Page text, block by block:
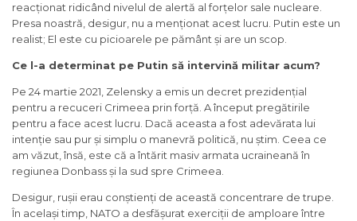
reacționat ridicând nivelul de alertă al forțelor sale nucleare.
Presa noastră, desigur, nu a menționat acest lucru. Putin este un
realist; El este cu picioarele pe pământ și are un scop.
Ce l-a determinat pe Putin să intervină militar acum?
Pe 24 martie 2021, Zelensky a emis un decret prezidențial
pentru a recuceri Crimeea prin forță. A început pregătirile
pentru a face acest lucru. Dacă aceasta a fost adevărata lui
intenție sau pur și simplu o manevră politică, nu știm. Ceea ce
am văzut, însă, este că a întărit masiv armata ucraineană în
regiunea Donbass și la sud spre Crimeea.
Desigur, rușii erau conștienți de această concentrare de trupe.
În același timp, NATO a desfășurat exerciții de amploare între